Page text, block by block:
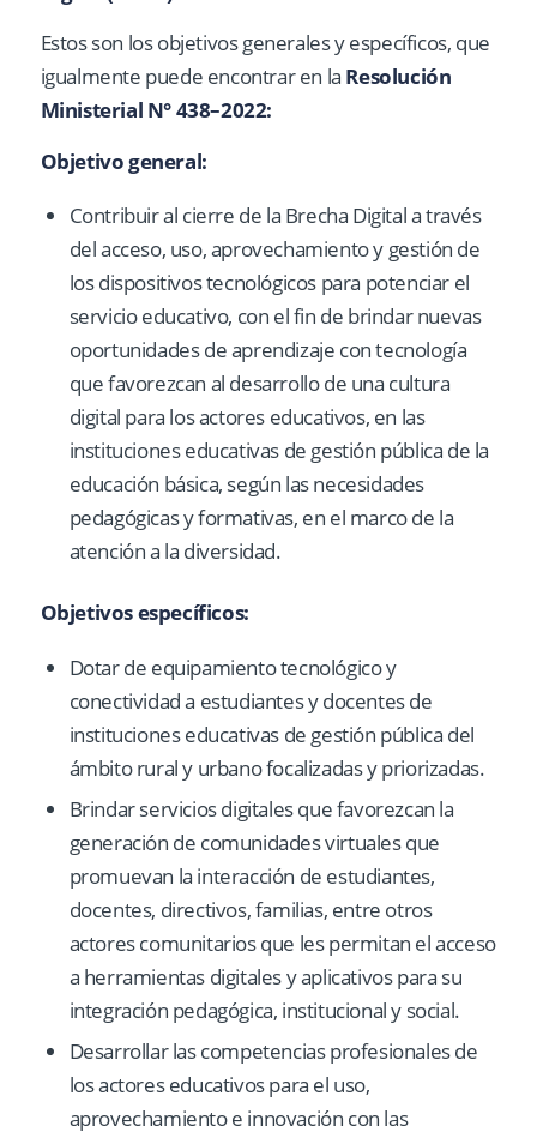
Estos son los objetivos generales y específicos, que
igualmente puede encontrar en la Resolución
Ministerial N° 438–2022:
Objetivo general:
Contribuir al cierre de la Brecha Digital a través
del acceso, uso, aprovechamiento y gestión de
los dispositivos tecnológicos para potenciar el
servicio educativo, con el fin de brindar nuevas
oportunidades de aprendizaje con tecnología
que favorezcan al desarrollo de una cultura
digital para los actores educativos, en las
instituciones educativas de gestión pública de la
educación básica, según las necesidades
pedagógicas y formativas, en el marco de la
atención a la diversidad.
Objetivos específicos:
Dotar de equipamiento tecnológico y
conectividad a estudiantes y docentes de
instituciones educativas de gestión pública del
ámbito rural y urbano focalizadas y priorizadas.
Brindar servicios digitales que favorezcan la
generación de comunidades virtuales que
promuevan la interacción de estudiantes,
docentes, directivos, familias, entre otros
actores comunitarios que les permitan el acceso
a herramientas digitales y aplicativos para su
integración pedagógica, institucional y social.
Desarrollar las competencias profesionales de
los actores educativos para el uso,
aprovechamiento e innovación con las